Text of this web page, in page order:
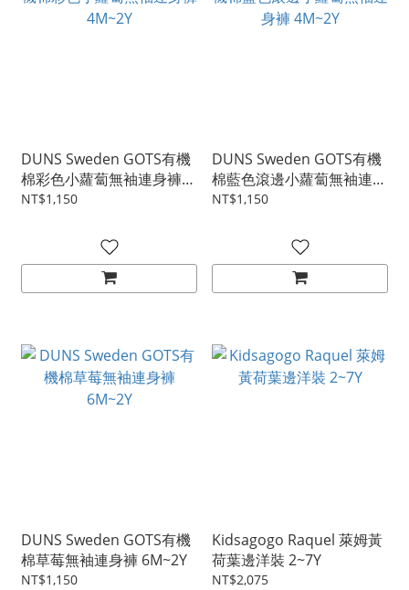
DUNS Sweden GOTS有機
棉彩色小蘿蔔無袖連身褲
4M~2Y
NT$1,150
DUNS Sweden GOTS有機
棉藍色滾邊小蘿蔔無袖連身
褲 4M~2Y
NT$1,150
DUNS Sweden GOTS有機
棉草莓無袖連身褲 6M~2Y
NT$1,150
Kidsagogo Raquel 萊姆黃
荷葉邊洋裝 2~7Y
NT$2,075